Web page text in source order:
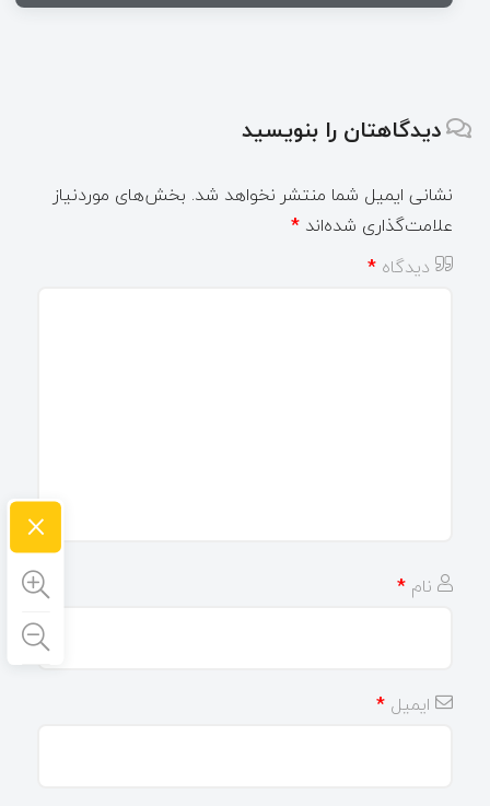
دیدگاهتان را بنویسید
نشانی ایمیل شما منتشر نخواهد شد. بخش‌های موردنیاز
علامت‌گذاری شده‌اند *
دیدگاه *
نام *
ایمیل *
×